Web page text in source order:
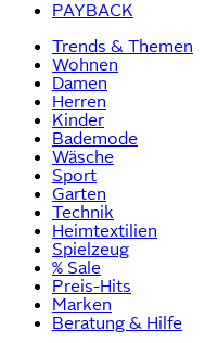
PAYBACK
Trends & Themen
Wohnen
Damen
Herren
Kinder
Bademode
Wäsche
Sport
Garten
Technik
Heimtextilien
Spielzeug
% Sale
Preis-Hits
Marken
Beratung & Hilfe